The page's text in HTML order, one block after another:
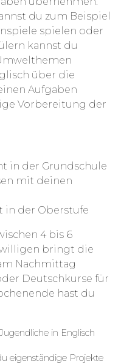
du zum Beispiel
spielen oder
kannst du
über die
Aufgaben
Vorbereitung der
in der Grundschule
mit deinen
in der Oberstufe
4 bis 6
bringt die
Nachmittag
Deutschkurse für
hast du
in Englisch
eigenständige Projekte